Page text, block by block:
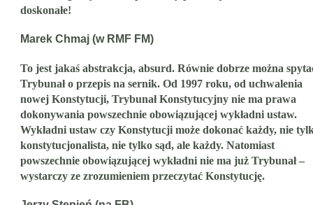
doskonałe!
Marek Chmaj (w RMF FM)
To jest jakaś abstrakcja, absurd. Równie dobrze można
Trybunał o przepis na sernik. Od 1997 roku, od uchwalenia
nowej Konstytucji, Trybunał Konstytucyjny nie ma prawa
dokonywania powszechnie obowiązującej wykładni ustaw.
Wykładni ustaw czy Konstytucji może dokonać każdy, nie
konstytucjonalista, nie tylko sąd, ale każdy. Natomiast
powszechnie obowiązującej wykładni nie ma już Trybunał –
wystarczy ze zrozumieniem przeczytać Konstytucję.